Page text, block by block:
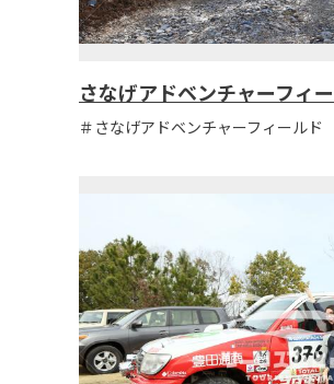
さなげアドベンチャーフィ
＃さなげアドベンチャーフィールド